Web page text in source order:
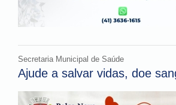
Secretaria Municipal de Saúde
Ajude a salvar vidas, doe